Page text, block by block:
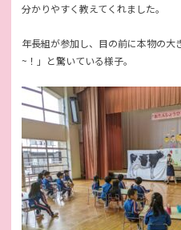
分かりやすく教えてくれました。
年長組が参加し、目の前に本物の大
~！」と驚いている様子。